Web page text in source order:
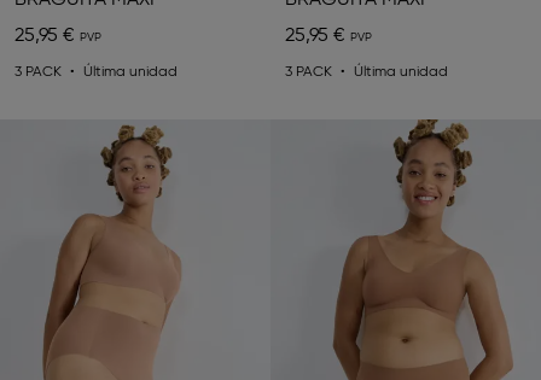
25,95 €
3 PACK Última unidad
25,95 €
3 PACK Última unidad